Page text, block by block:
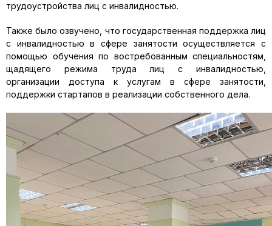
трудоустройства лиц с инвалидностью.
Также было озвучено, что государственная поддержка лиц
с инвалидностью в сфере занятости осуществляется с
помощью обучения по востребованным специальностям,
щадящего режима труда лиц с инвалидностью,
организации доступа к услугам в сфере занятости,
поддержки стартапов в реализации собственного дела.